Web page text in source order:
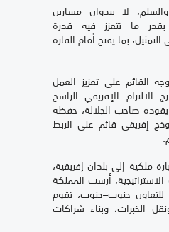
لا يبدوان مسارين
ما تتعزز فيه قدرة
بما يفتح أمام القارة
القائم على تعزيز العمل
الالتزام الإفريقي الراسخ
يقوده صاحب الجلالة، حفظه
إفريقي قائم على الربط
أكثر من 50 زيارة ملكية إلى بلدان إفريقية،
أرست المملكة
للتعاون جنوب–جنوب، تقوم
الخبرات، وبناء شراكات